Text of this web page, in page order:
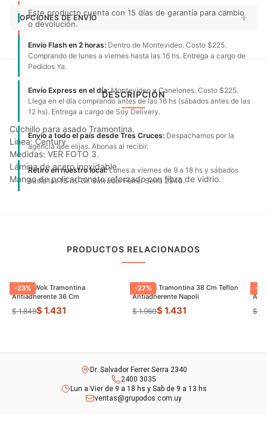
Este producto cuenta con 15 días de garantía para cambio
o devolución.
OPCIONES DE ENVÍO
Envío Flash en 2 horas: Dentro de Montevideo. Costo $225.
Comprando de lunes a viernes hasta las 16 hs. Entrega a cargo de
Pedidos Ya.
Envío Express en el día:Montevideo y Canelones. Costo $225.
Llega en el día comprando antes de las 16 hs (sábados antes de las
12 hs). Entrega a cargo de Soy Delivery.
Envío a todo el país desde Tres Cruces: Despachamos por la
agencia que elijas. Abonas al recibir.
Retiro en nuestro local:Lunes a viernes de 9 a 18 hs y sábados
hasta las 13 hs. Dr. Salvador Ferrer Serra 2340.
DESCRIPCIÓN
Cuchillo para asado Tramontina.
Linea: Century
Medidas: VER FOTO 3.
Lámina de acero inoxidable.
Mango de policarbonato reforzado con fibra de vidrio.
PRODUCTOS RELACIONADOS
-23%
Sarten Wok Tramontina
Antiadherente 36 Cm
$ 1.849$ 1.431
-27%
Paellera Tramontina 38 Cm Teflon
Antiadherente Napoli
$ 1.960$ 1.431
-
$
Dr. Salvador Ferrer Serra 2340
2400 3035
Lun a Vier de 9 a 18 hs y Sab de 9 a 13 hs
ventas@grupodos.com.uy